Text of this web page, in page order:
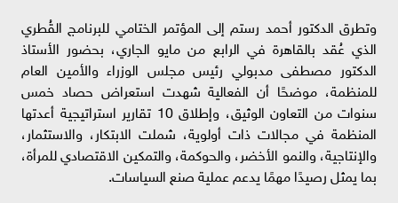
وتطرق الدكتور أحمد رستم إلى المؤتمر الختامي للبرنامج القُطري
الذي عُقد بالقاهرة في الرابع من مايو الجاري، بحضور الأستاذ
الدكتور مصطفى مدبولي رئيس مجلس الوزراء والأمين العام
للمنظمة، موضحًا أن الفعالية شهدت استعراض حصاد خمس
سنوات من التعاون الوثيق، وإطلاق 10 تقارير استراتيجية أعدتها
المنظمة في مجالات ذات أولوية، شملت الابتكار، والاستثمار،
والإنتاجية، والنمو الأخضر، والحوكمة، والتمكين الاقتصادي للمرأة،
بما يمثل رصيدًا مهمًا يدعم عملية صنع السياسات.